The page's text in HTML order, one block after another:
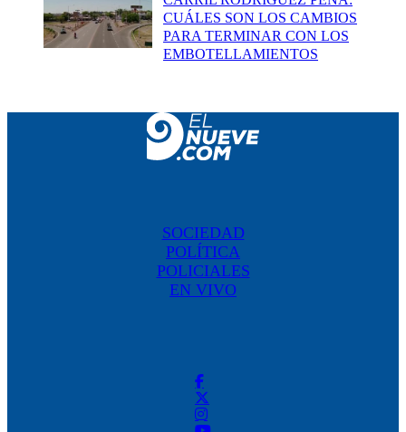
CUÁLES SON LOS CAMBIOS
PARA TERMINAR CON LOS
EMBOTELLAMIENTOS
SOCIEDAD
POLÍTICA
POLICIALES
EN VIVO